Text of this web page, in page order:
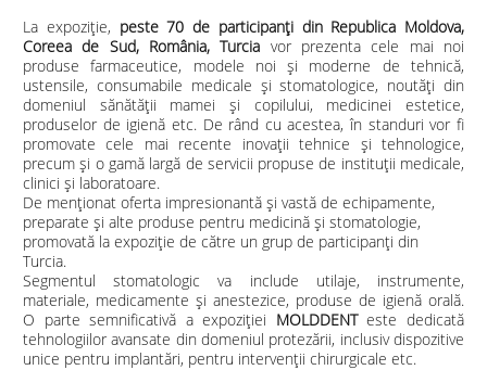
La expoziție, peste 70 de participanți din Republica Moldova,
Coreea de Sud, România, Turcia vor prezenta cele mai noi
produse farmaceutice, modele noi și moderne de tehnică,
ustensile, consumabile medicale și stomatologice, noutăți din
domeniul sănătății mamei și copilului, medicinei estetice,
produselor de igienă etc. De rând cu acestea, în standuri vor fi
promovate cele mai recente inovații tehnice și tehnologice,
precum și o gamă largă de servicii propuse de instituții medicale,
clinici și laboratoare.
De menționat oferta impresionantă și vastă de echipamente,
preparate și alte produse pentru medicină și stomatologie,
promovată la expoziție de către un grup de participanți din
Turcia.
Segmentul stomatologic va include utilaje, instrumente,
materiale, medicamente și anestezice, produse de igienă orală.
O parte semnificativă a expoziției MOLDDENTeste dedicată
tehnologiilor avansate din domeniul protezării, inclusiv dispozitive
unice pentru implantări, pentru intervenții chirurgicale etc.